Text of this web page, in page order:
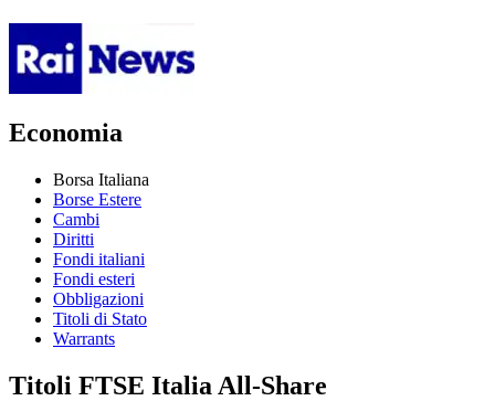
Economia
Borsa Italiana
Borse Estere
Cambi
Diritti
Fondi italiani
Fondi esteri
Obbligazioni
Titoli di Stato
Warrants
Titoli FTSE Italia All-Share